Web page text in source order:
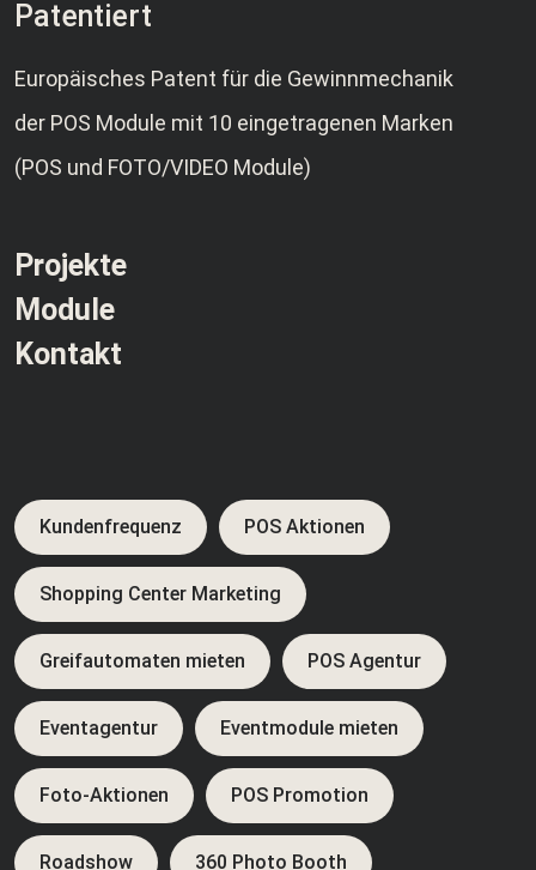
Patentiert
Europäisches Patent für die Gewinnmechanik
der POS Module mit 10 eingetragenen Marken
(POS und FOTO/VIDEO Module)
Projekte
Module
Kontakt
Kundenfrequenz POS Aktionen
Shopping Center Marketing
Greifautomaten mieten POS Agentur
Eventagentur Eventmodule mieten
Foto-Aktionen POS Promotion
Roadshow 360 Photo Booth